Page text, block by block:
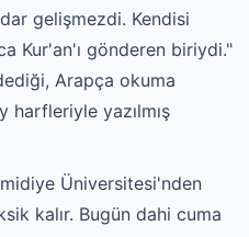
gelişmezdi. Kendisi
Kur'an'ı gönderen biriydi."
Arapça okuma
harfleriyle yazılmış
Üniversitesi'nden
kalır. Bugün dahi cuma